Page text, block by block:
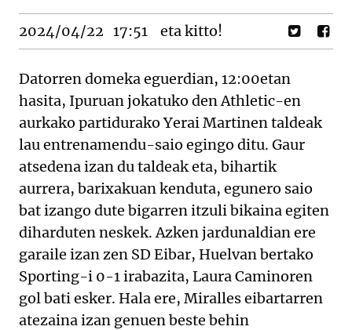
2024/04/22 17:51 eta kitto!
Datorren domeka eguerdian, 12:00etan
hasita, Ipuruan jokatuko den Athletic-en
aurkako partidurako Yerai Martinen taldeak
lau entrenamendu-saio egingo ditu. Gaur
atsedena izan du taldeak eta, bihartik
aurrera, barixakuan kenduta, egunero saio
bat izango dute bigarren itzuli bikaina egiten
diharduten neskek. Azken jardunaldian ere
garaile izan zen SD Eibar, Huelvan bertako
Sporting-i 0-1 irabazita, Laura Caminoren
gol bati esker. Hala ere, Miralles eibartarren
atezaina izan genuen beste behin